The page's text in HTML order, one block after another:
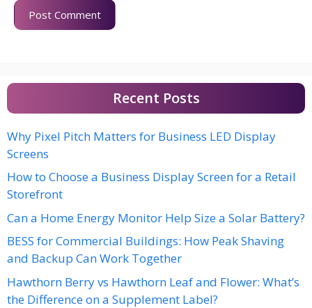
Recent Posts
Why Pixel Pitch Matters for Business LED Display
Screens
How to Choose a Business Display Screen for a Retail
Storefront
Can a Home Energy Monitor Help Size a Solar Battery?
BESS for Commercial Buildings: How Peak Shaving
and Backup Can Work Together
Hawthorn Berry vs Hawthorn Leaf and Flower: What’s
the Difference on a Supplement Label?